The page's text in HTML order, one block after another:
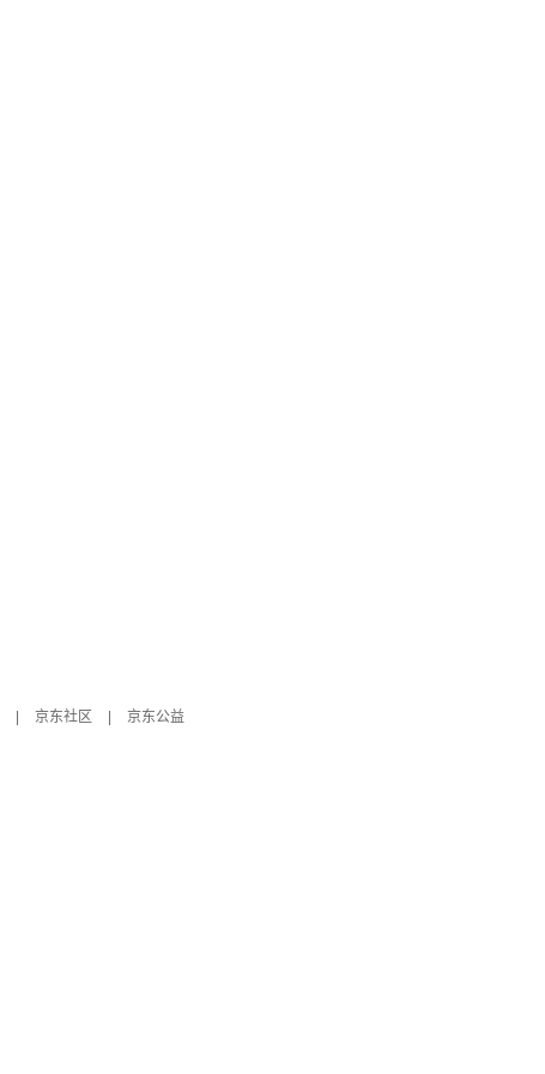
京东社区
京东公益